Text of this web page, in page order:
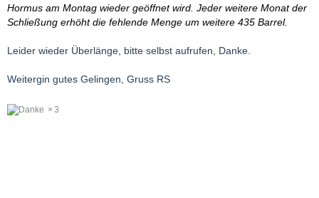
Hormus am Montag wieder geöffnet wird. Jeder weitere Monat der
Schließung erhöht die fehlende Menge um weitere 435 Barrel.
Leider wieder Überlänge, bitte selbst aufrufen, Danke.
Weitergin gutes Gelingen, Gruss RS
3